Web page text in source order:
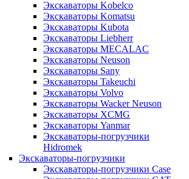
Экскаваторы Kobelco
Экскаваторы Komatsu
Экскаваторы Kubota
Экскаваторы Liebherr
Экскаваторы MECALAC
Экскаваторы Neuson
Экскаваторы Sany
Экскаваторы Takeuchi
Экскаваторы Volvo
Экскаваторы Wacker Neuson
Экскаваторы XCMG
Экскаваторы Yanmar
Экскаваторы-погрузчики
Hidromek
Экскаваторы-погрузчики
Экскаваторы-погрузчики Case